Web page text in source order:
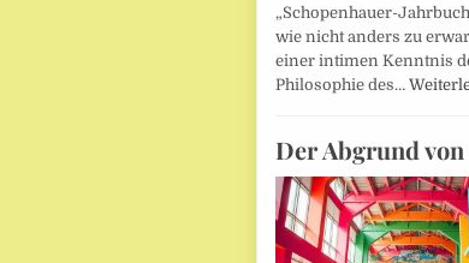
„Schopenhauer-
wie nicht anders zu
einer intimen Kenntnis
Philosophie des…
Der Abgrund